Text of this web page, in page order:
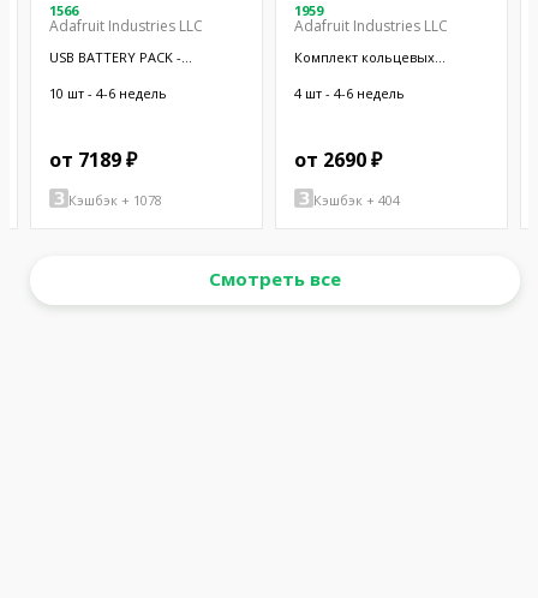
1566
Adafruit Industries LLC
USB BATTERY PACK -
10 шт - 4-6 недель
от 7189 ₽
Кэшбэк + 1078
1959
Adafruit Industries LLC
Комплект кольцевых
4 шт - 4-6 недель
от 2690 ₽
Кэшбэк + 404
Смотреть все